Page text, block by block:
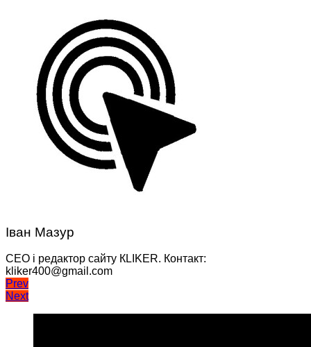
Іван Мазур
CEO і редактор сайту КLIKER. Контакт:
kliker400@gmail.com
Навігація
записів
Prev
Next